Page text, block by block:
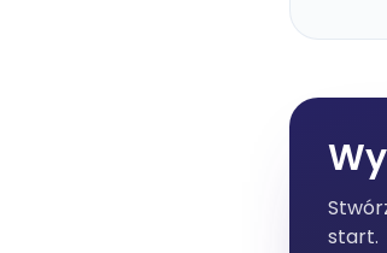
start.